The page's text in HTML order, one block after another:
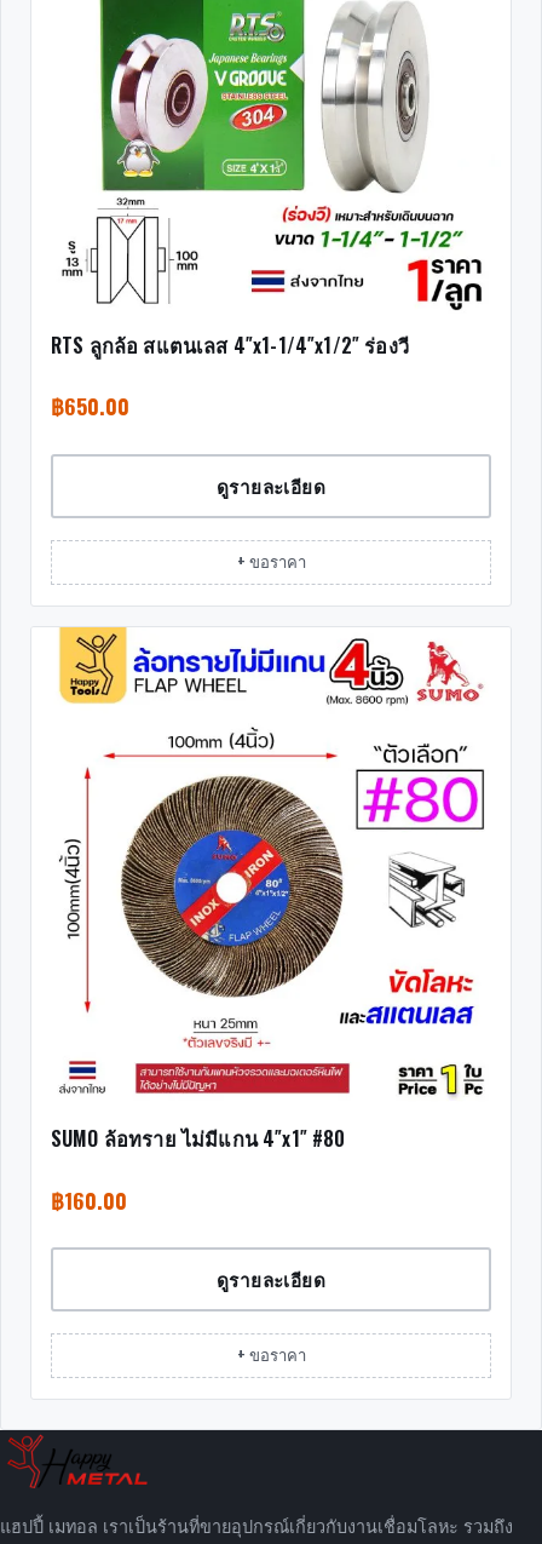
RTS ลูกล้อ สแตนเลส 4″x1-1/4″x1/2″ ร่องวี
฿650.00
ดูรายละเอียด
+ ขอราคา
SUMO ล้อทราย ไม่มีแกน 4″x1″ #80
฿160.00
ดูรายละเอียด
+ ขอราคา
แฮปปี้ เมทอล เราเป็นร้านที่ขายอุปกรณ์เกี่ยวกับงานเชื่อมโลหะ รวมถึง